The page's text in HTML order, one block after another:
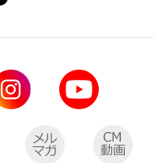
舗限定）